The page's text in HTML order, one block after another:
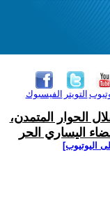
الفيسبوك التويتر
الحوار المتمدن،
اليساري الحر
اليوتيوب]